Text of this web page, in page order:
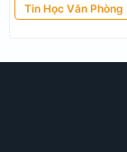
Tin Học Văn Phòng